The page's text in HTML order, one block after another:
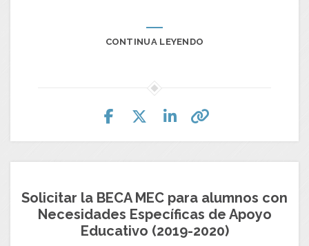
CONTINUA LEYENDO
Solicitar la BECA MEC para alumnos con
Necesidades Específicas de Apoyo
Educativo (2019-2020)